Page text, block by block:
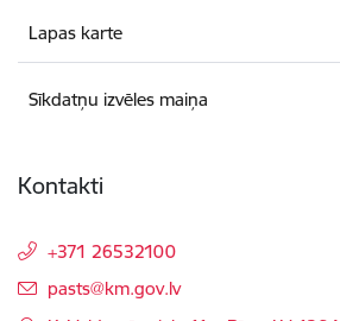
Lapas karte
Sīkdatņu izvēles maiņa
Kontakti
+371 26532100
E-pasts:
pasts@km.gov.lv